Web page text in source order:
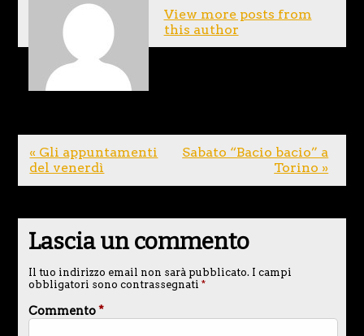
View more posts from
this author
« Gli appuntamenti
del venerdì
Sabato “Bacio bacio” a
Torino »
Lascia un commento
Il tuo indirizzo email non sarà pubblicato. I campi
obbligatori sono contrassegnati *
Commento*